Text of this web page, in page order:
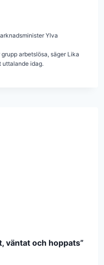
Ylva
arbetslösa, säger Lika
uttalande idag.
väntat och hoppats”